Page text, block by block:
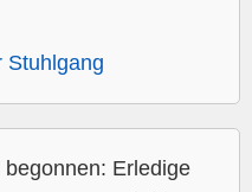
Stuhlgang
Erledige